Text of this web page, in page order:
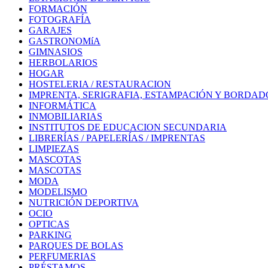
FORMACIÓN
FOTOGRAFÍA
GARAJES
GASTRONOMíA
GIMNASIOS
HERBOLARIOS
HOGAR
HOSTELERIA / RESTAURACION
IMPRENTA, SERIGRAFIA, ESTAMPACIÓN Y
INFORMÁTICA
INMOBILIARIAS
INSTITUTOS DE EDUCACION SECUNDARIA
LIBRERÍAS / PAPELERÍAS / IMPRENTAS
LIMPIEZAS
MASCOTAS
MASCOTAS
MODA
MODELISMO
NUTRICIÓN DEPORTIVA
OCIO
OPTICAS
PARKING
PARQUES DE BOLAS
PERFUMERIAS